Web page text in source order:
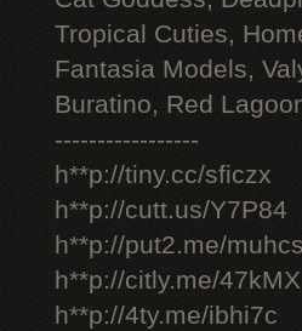
Tropical Cuties,
Fantasia Models,
Buratino, Red
-----------------
h**p://tiny.cc/sficzx
h**p://cutt.us/Y7P84
h**p://put2.me/
h**p://citly.me/47kMX
h**p://4ty.me/ibhi7c